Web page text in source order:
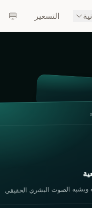
التسعير